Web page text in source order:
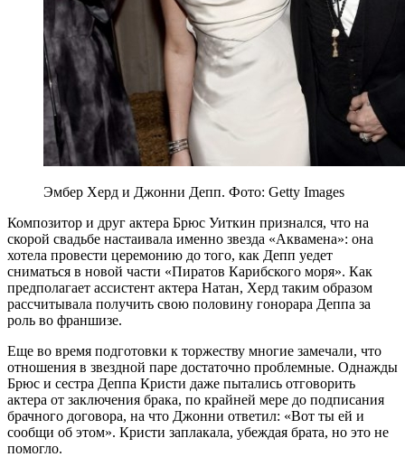
Эмбер Херд и Джонни Депп. Фото: Getty Images
Композитор и друг актера Брюс Уиткин признался, что на
скорой свадьбе настаивала именно звезда «Аквамена»: она
хотела провести церемонию до того, как Депп уедет
сниматься в новой части «Пиратов Карибского моря». Как
предполагает ассистент актера Натан, Херд таким образом
рассчитывала получить свою половину гонорара Деппа за
роль во франшизе.
Еще во время подготовки к торжеству многие замечали, что
отношения в звездной паре достаточно проблемные. Однажды
Брюс и сестра Деппа Кристи даже пытались отговорить
актера от заключения брака, по крайней мере до подписания
брачного договора, на что Джонни ответил: «Вот ты ей и
сообщи об этом». Кристи заплакала, убеждая брата, но это не
помогло.